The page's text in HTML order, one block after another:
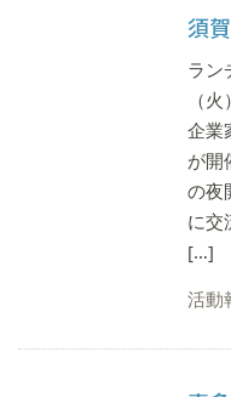
須
ラン
（
企業
が開
の夜
に交
[…]
活動